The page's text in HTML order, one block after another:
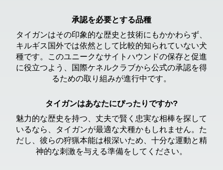
承認を必要とする品種
タイガンはその印象的な歴史と技術にもかかわらず、
キルギス国外では依然として比較的知られていない犬
種です。このユニークなサイトハウンドの保存と促進
に役立つよう、国際ケネルクラブから公式の承認を得
るための取り組みが進行中です。
タイガンはあなたにぴったりですか?
魅力的な歴史を持つ、丈夫で賢く忠実な相棒を探して
いるなら、タイガンが最適な犬種かもしれません。た
だし、彼らの狩猟本能は根深いため、十分な運動と精
神的な刺激を与える準備をしてください。